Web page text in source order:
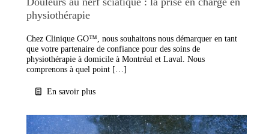
physiothérapie
Chez Clinique GO™, nous souhaitons nous démarquer en tant
que votre partenaire de confiance pour des soins de
physiothérapie à domicile à Montréal et Laval. Nous
comprenons à quel point […]
En savoir plus